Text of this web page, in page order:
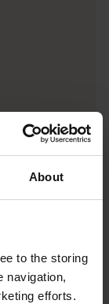
About
to the storing
navigation,
efforts.